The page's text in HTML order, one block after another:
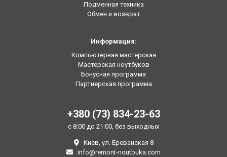
Подменная техника
Обмен и возврат
Информация:
Компьютерная мастерская
Мастерская ноутбуков
Бонусная программа
Партнерская программа
+380 (73) 834-23-63
с 8:00 до 21:00, без выходных
Киев, ул. Ереванская 8
info@remont-noutbuka.com